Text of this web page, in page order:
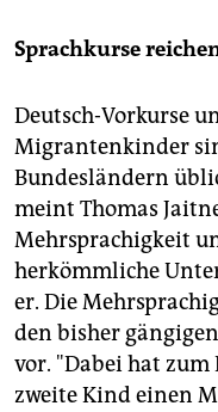
Sprachkurse
Deutsch-Vorkurse
Migrantenkinder
Bundesländern
meint Thomas
Mehrsprachigkeit
herkömmliche
er. Die
den bisher
vor. "Dabei hat zum
zweite Kind einen